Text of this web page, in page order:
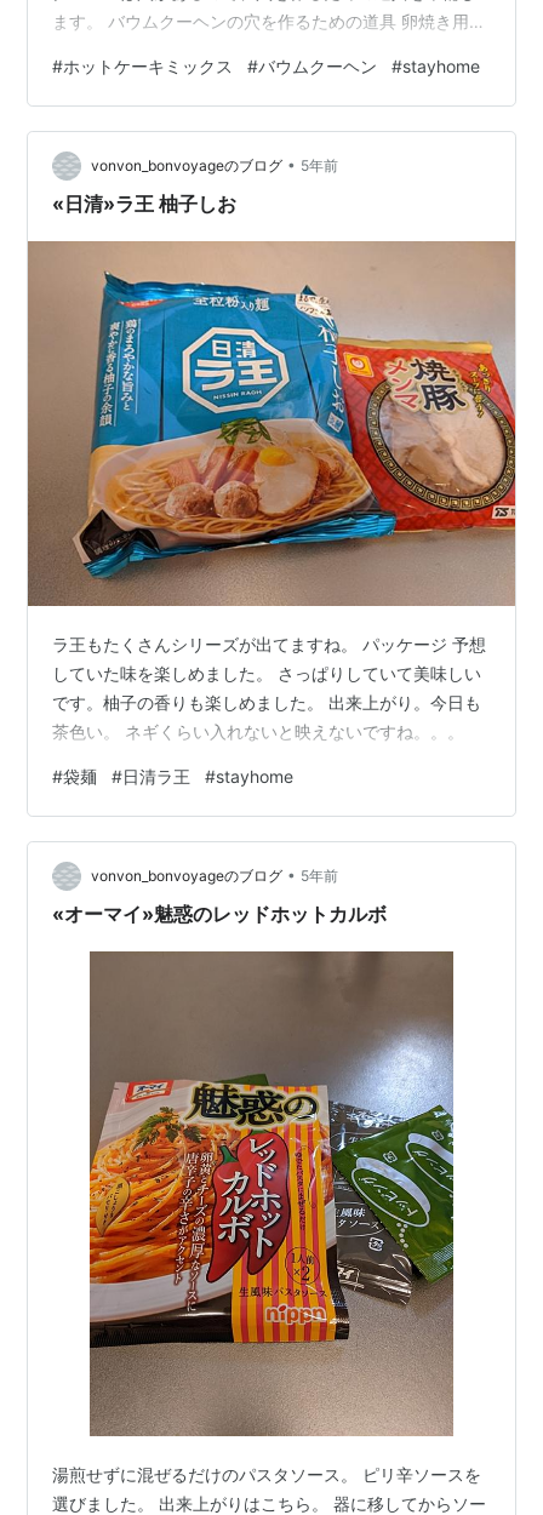
ます。 バウムクーヘンの穴を作るための道具 卵焼き用の
ミホイルで包みます。 もうちょっと薄くしたかった。 材
料を全部混ぜて、卵焼き用フライパンにサラダ油を薄く
引いて、卵焼きのように生地を薄めに流します。表面が
乾いてきたら、芯を置いて巻きます。 生地1投目 あと
は、卵焼きの要領で生地がなくなるまで、薄めに焼い
#ホットケーキミックス #バウムクーヘン #stayhome
vonvon_bonvoyageのブログ • 5年前
«日清»ラ王 柚子しお
ラ王もたくさんシリーズが出てますね。 パッケージ 予想
していた味を楽しめました。 さっぱりしていて美味しい
です。柚子の香りも楽しめました。 出来上がり。今日も
茶色い。 ネギくらい入れないと映えないですね。。。
#袋麺 #日清ラ王 #stayhome
vonvon_bonvoyageのブログ • 5年前
«オーマイ»魅惑のレッドホットカルボ
湯煎せずに混ぜるだけのパスタソース。 ピリ辛ソースを
選びました。 出来上がりはこちら。 器に移してからソー